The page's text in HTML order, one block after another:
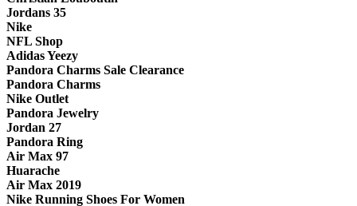
Jordans 35
Nike
NFL Shop
Adidas Yeezy
Pandora Charms Sale Clearance
Pandora Charms
Nike Outlet
Pandora Jewelry
Jordan 27
Pandora Ring
Air Max 97
Huarache
Air Max 2019
Nike Running Shoes For Women